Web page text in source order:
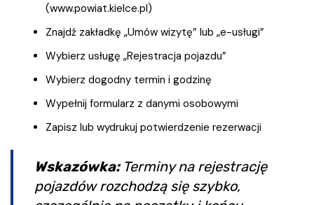
(www.powiat.kielce.pl)
Znajdź zakładkę „Umów wizytę” lub „e-usługi”
Wybierz usługę „Rejestracja pojazdu”
Wybierz dogodny termin i godzinę
Wypełnij formularz z danymi osobowymi
Zapisz lub wydrukuj potwierdzenie rezerwacji
Wskazówka:Terminy na rejestrację
pojazdów rozchodzą się szybko,